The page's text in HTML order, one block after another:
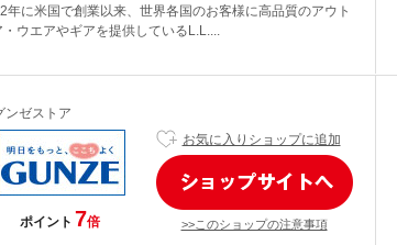
年に米国で創業以来、世界各国のお客様に高品質のアウト
・ウエアやギアを提供しているL.L....
ンゼストア
ポイント 7倍
お気に入りショップに追加
>>このショップの注意事項